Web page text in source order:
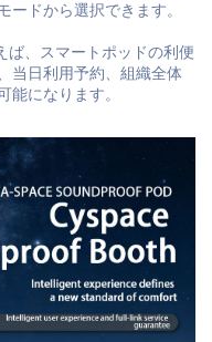
ードから選択できます。
ば、スマートポッドの利便
当日利用予約、組織全体
能になります。